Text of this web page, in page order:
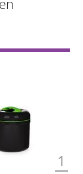
1